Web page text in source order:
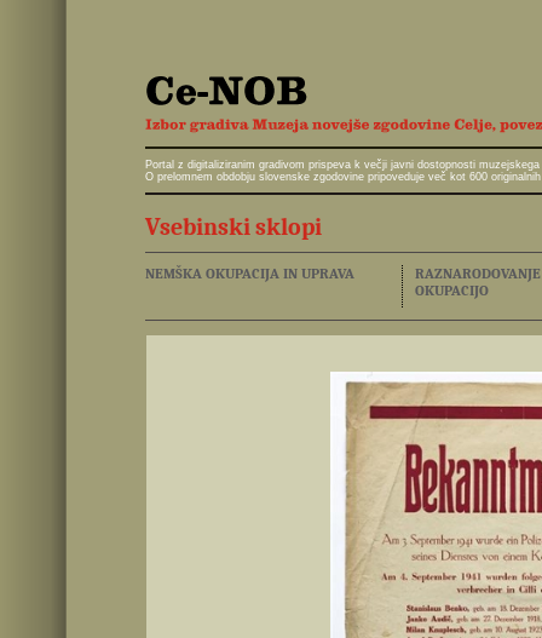
Portal z digitaliziranim gradivom prispeva k večji javni dostopnosti
O prelomnem obdobju slovenske zgodovine pripoveduje več kot 600
Vsebinski sklopi
NEMŠKA OKUPACIJA IN UPRAVA
OKUPACIJO